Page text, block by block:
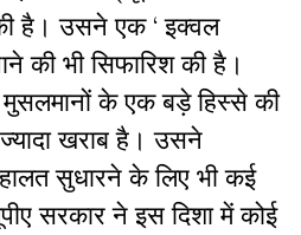
है। उसने एक‘इक्वल
की भी सिफारिश की है।
मुसलमानों के एक बड़े हिस्से की
ज्यादा खराब है। उसने
हालत सुधारने के लिए भी कई
सरकार ने इस दिशा में कोई